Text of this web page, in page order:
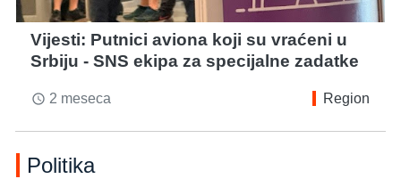
Vijesti: Putnici aviona koji su vraćeni u
Srbiju - SNS ekipa za specijalne zadatke
access_time 2 meseca Region
Politika